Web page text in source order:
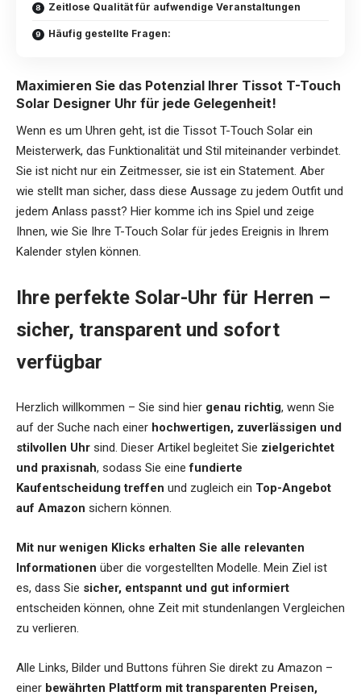
Zeitlose Qualität für aufwendige Veranstaltungen
Häufig gestellte Fragen:
Maximieren Sie das Potenzial Ihrer Tissot T-Touch
Solar Designer Uhr für jede Gelegenheit!
Wenn es um Uhren geht, ist die Tissot T-Touch Solar ein
Meisterwerk, das Funktionalität und Stil miteinander verbindet.
Sie ist nicht nur ein Zeitmesser, sie ist ein Statement. Aber
wie stellt man sicher, dass diese Aussage zu jedem Outfit und
jedem Anlass passt? Hier komme ich ins Spiel und zeige
Ihnen, wie Sie Ihre T-Touch Solar für jedes Ereignis in Ihrem
Kalender stylen können.
Ihre perfekte Solar-Uhr für Herren –
sicher, transparent und sofort
verfügbar
Herzlich willkommen – Sie sind hier genau richtig, wenn Sie
auf der Suche nach einer hochwertigen, zuverlässigen und
stilvollen Uhr sind. Dieser Artikel begleitet Sie zielgerichtet
und praxisnah, sodass Sie einefundierte
Kaufentscheidung treffen und zugleich ein Top-Angebot
auf Amazon sichern können.
Mit nur wenigen Klicks erhalten Sie alle relevanten
Informationen über die vorgestellten Modelle. Mein Ziel ist
es, dass Sie sicher, entspannt und gut informiert
entscheiden können, ohne Zeit mit stundenlangen Vergleichen
zu verlieren.
Alle Links, Bilder und Buttons führen Sie direkt zu Amazon –
einer bewährten Plattform mit transparenten Preisen,